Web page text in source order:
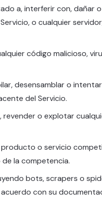
a, interferir con, dañar
o cualquier
código malicioso,
desensamblar o
del Servicio.
revender o explotar
o servicio
la competencia.
bots, scrapers o
con su